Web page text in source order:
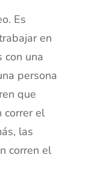
Es
en
con una
persona
que
correr el
las
corren el